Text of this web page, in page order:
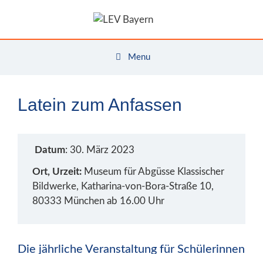
Menu
Latein zum Anfassen
Datum: 30. März 2023
Ort, Urzeit: Museum für Abgüsse Klassischer
Bildwerke, Katharina-von-Bora-Straße 10,
80333 München ab 16.00 Uhr
Die jährliche Veranstaltung für Schülerinnen